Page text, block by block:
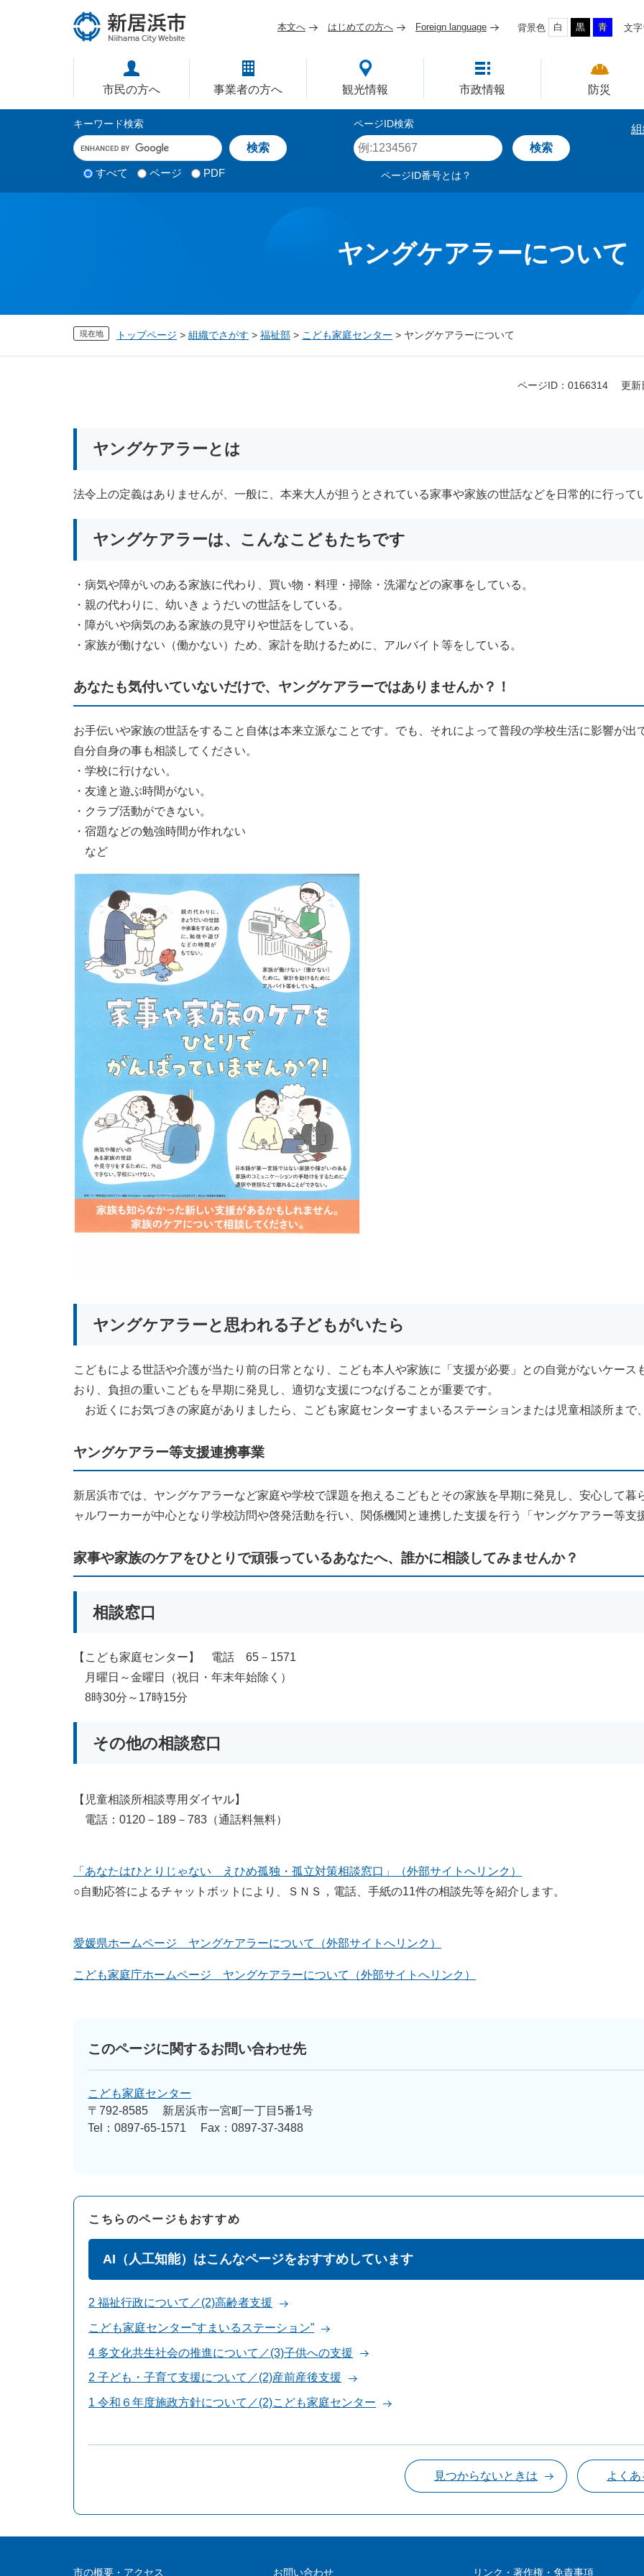
で
ば
本文へ はじめての方へ Foreign language 背景色 白 黒 青 文
市民の方へ 事業者の方へ 観光情報 市政情報 防災
キーワード検索
キ
ー
検 すべて ページ PDF
ページID検索
ペ
ー
ページID番号とは？
ヤングケアラーについて
現在地 トップページ > 組織でさがす > 福祉部 > こども家庭センター > ヤングケアラーについて
ページID：0166314 更新
ヤングケアラーとは
法令上の定義はありませんが、一般に、本来大人が担うとされている家事や家族の世話などを日常的に行って
ヤングケアラーは、こんなこどもたちです
・病気や障がいのある家族に代わり、買い物・料理・掃除・洗濯などの家事をしている。
・親の代わりに、幼いきょうだいの世話をしている。
・障がいや病気のある家族の見守りや世話をしている。
・家族が働けない（働かない）ため、家計を助けるために、アルバイト等をしている。
あなたも気付いていないだけで、ヤングケアラーではありませんか？！
お手伝いや家族の世話をすること自体は本来立派なことです。でも、それによって普段の学校生活に影響が出
自分自身の事も相談してください。
・学校に行けない。
・友達と遊ぶ時間がない。
・クラブ活動ができない。
・宿題などの勉強時間が作れない
など
ヤングケアラーと思われる子どもがいたら
こどもによる世話や介護が当たり前の日常となり、こども本人や家族に「支援が必要」との自覚がないケー
おり、負担の重いこどもを早期に発見し、適切な支援につなげることが重要です。
お近くにお気づきの家庭がありましたら、こども家庭センターすまいるステーションまたは児童相談所まで
ヤングケアラー等支援連携事業
新居浜市では、ヤングケアラーなど家庭や学校で課題を抱えるこどもとその家族を早期に発見し、安心して
ャルワーカーが中心となり学校訪問や啓発活動を行い、関係機関と連携した支援を行う「ヤングケアラー等支
家事や家族のケアをひとりで頑張っているあなたへ、誰かに相談してみませんか？
相談窓口
【こども家庭センター】 電話 65－1571
月曜日～金曜日（祝日・年末年始除く）
8時30分～17時15分
その他の相談窓口
【児童相談所相談専用ダイヤル】
電話：0120－189－783（通話料無料）
「あなたはひとりじゃない えひめ孤独・孤立対策相談窓口」（外部サイトへリンク）
○自動応答によるチャットボットにより、ＳＮＳ，電話、手紙の11件の相談先等を紹介します。​
愛媛県ホームページ ヤングケアラーについて（外部サイトへリンク）
こども家庭庁ホームページ ヤングケアラーについて（外部サイトへリンク）
このページに関するお問い合わせ先
こども家庭センター
〒792-8585
新居浜市一宮町一丁目5番1号
Tel：0897-65-1571
Fax：0897-37-3488
こちらのページもおすすめ
AI（人工知能）はこんなページをおすすめしています
2 福祉行政について／(2)高齢者支援
こども家庭センター”すまいるステーション”
4 多文化共生社会の推進について／(3)子供への支援
2 子ども・子育て支援について／(2)産前産後支援
1 令和６年度施政方針について／(2)こども家庭センター
見つからないときは よくあ
市の概要・アクセス お問い合わせ リンク・著作権・免責事項